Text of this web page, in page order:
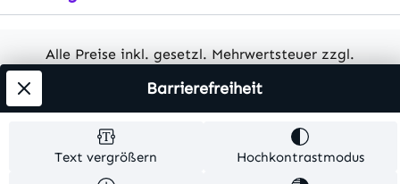
Alle Preise inkl. gesetzl. Mehrwertsteuer zzgl.
Herstellerangaben und ohne Gewähr.
© 2026 MKV24 – Alle Rechte vorbehalten. Theme by
Text vergrößern Hochkontrastmodus
Barrierefreiheit